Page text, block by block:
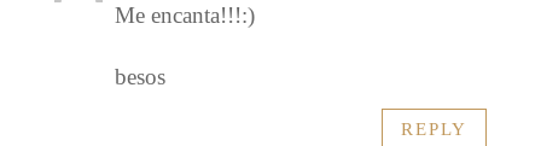
Me encanta!!!:)
besos
REPLY